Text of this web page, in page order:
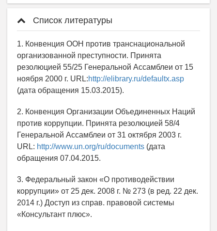
Список литературы
1. Конвенция ООН против транснациональной
организованной преступности. Принята
резолюцией 55/25 Генеральной Ассамблеи от 15
ноября 2000 г. URL:http://elibrary.ru/defaultx.asp
(дата обращения 15.03.2015).
2. Конвенция Организации Объединенных Наций
против коррупции. Принята резолюцией 58/4
Генеральной Ассамблеи от 31 октября 2003 г.
URL: http://www.un.org/ru/documents (дата
обращения 07.04.2015.
3. Федеральный закон «О противодействии
коррупции» от 25 дек. 2008 г. № 273 (в ред. 22 дек.
2014 г.) Доступ из справ. правовой системы
«Консультант плюс».